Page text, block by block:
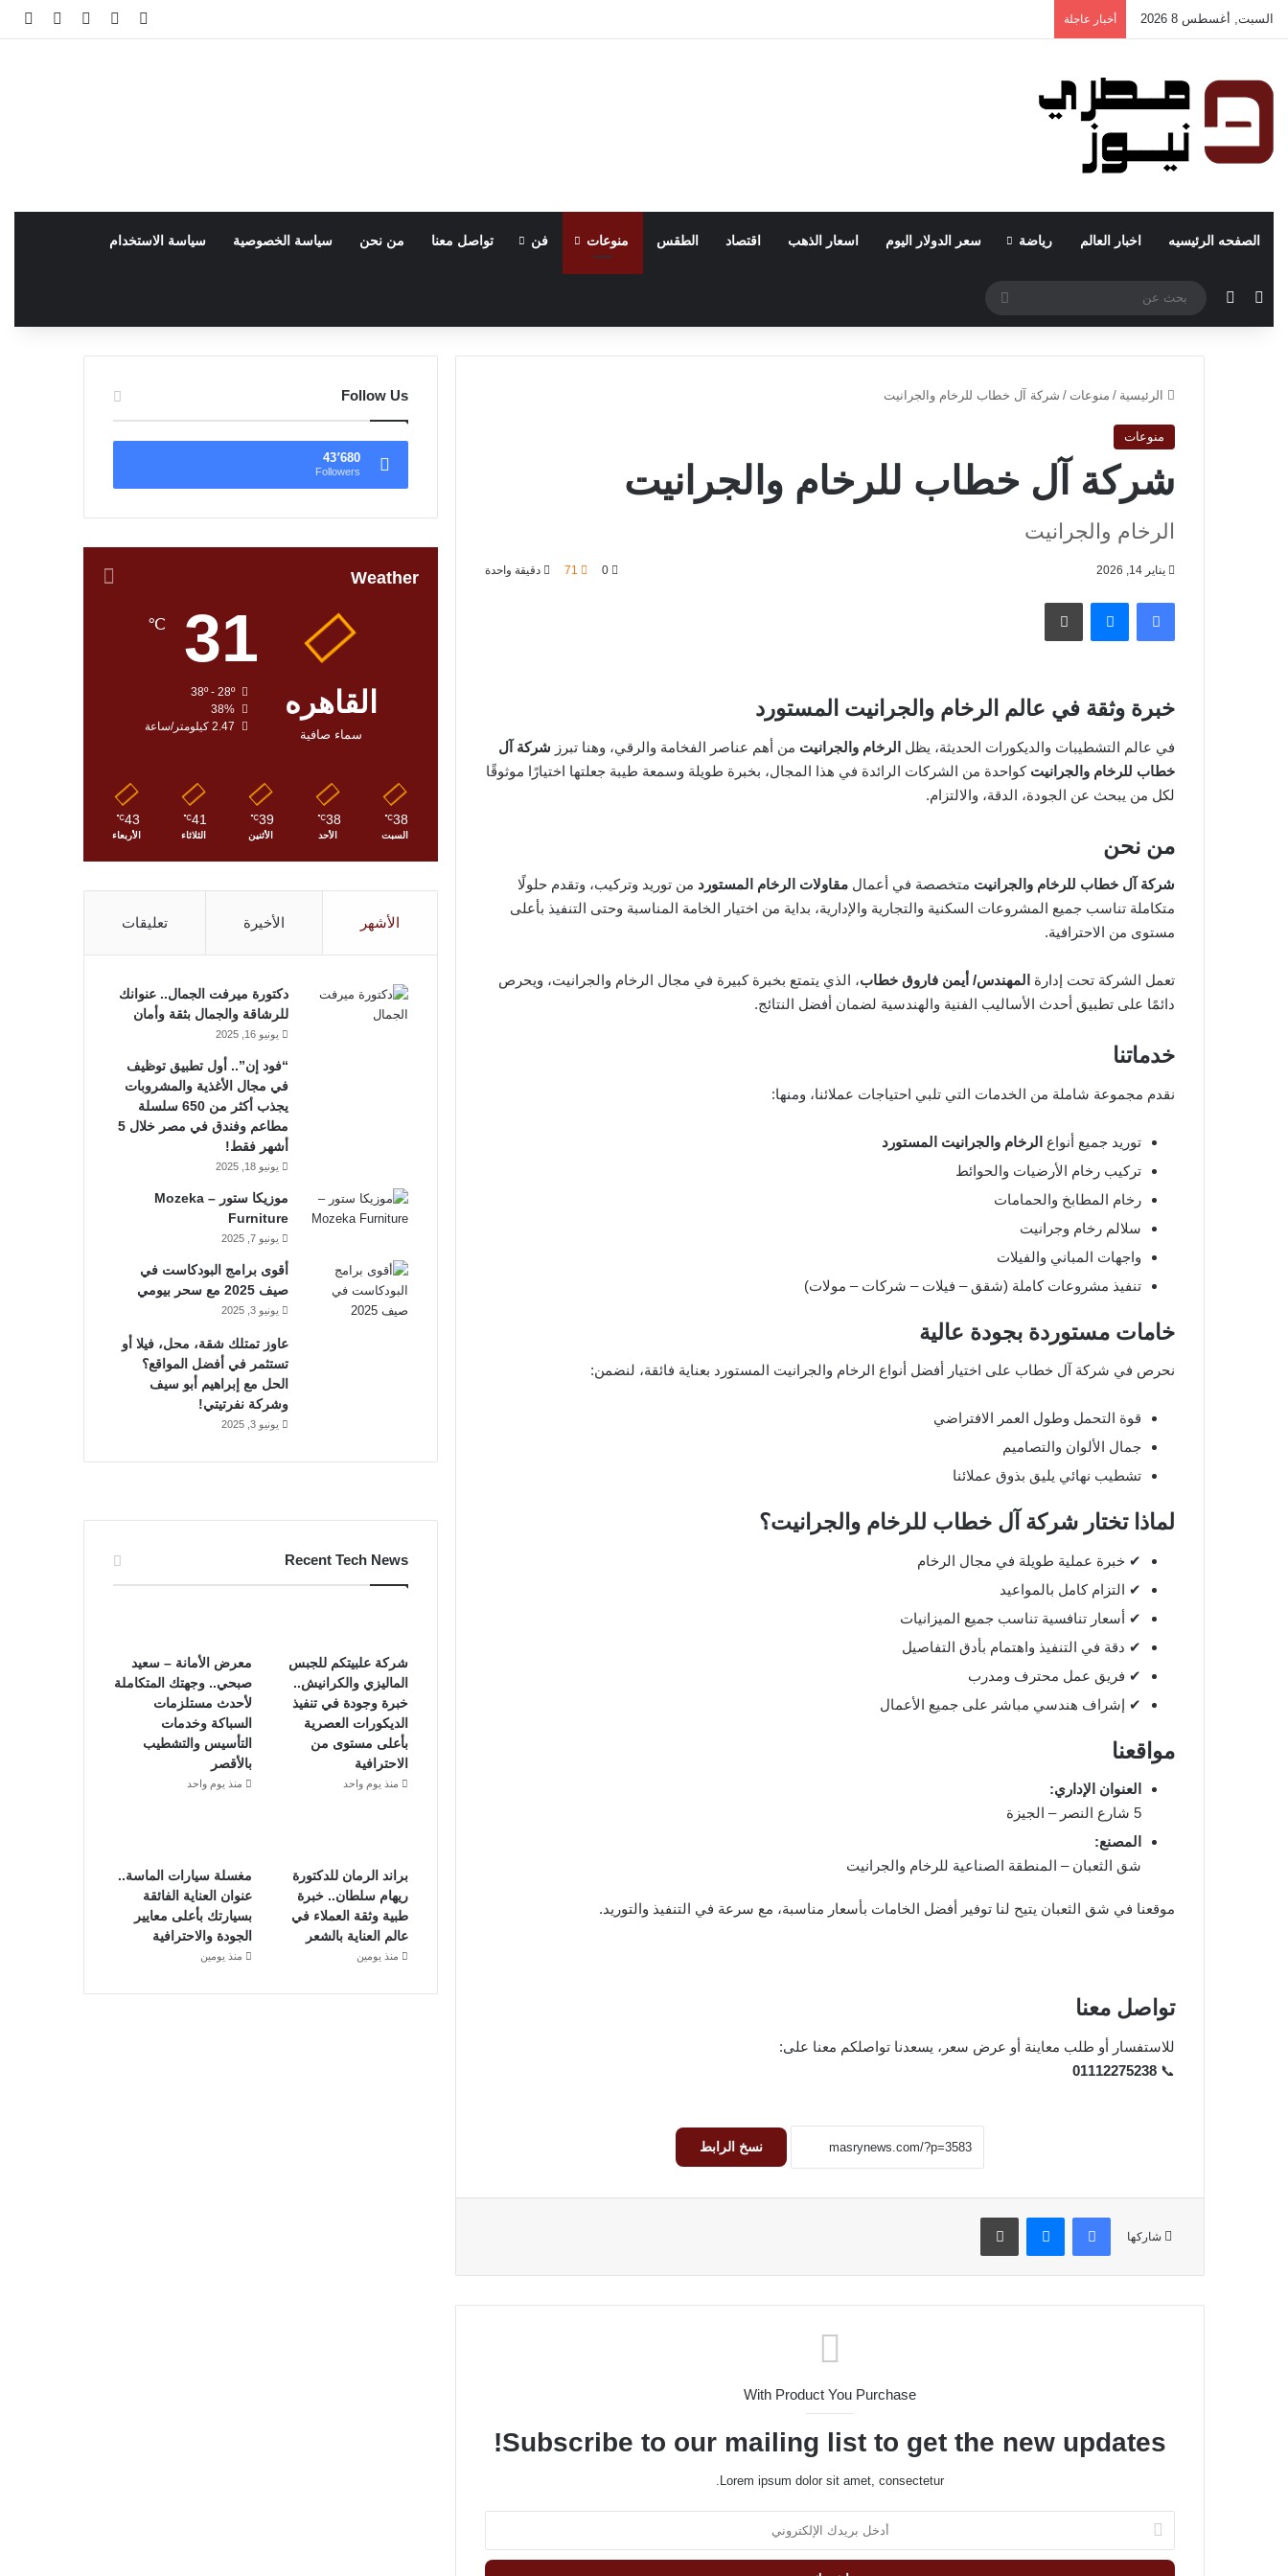
السبت, أغسطس 8 2026 أخبار عاجلة فيسبوكfacebookتسجيلمقال
الصفحه الرئيسيه اخبار العالم رياضة سعر الدولار اليوم اسعار الذهب اقتصاد الطقس منوعات فن تواصل معنا من نحن سياسة الخصوصية سياسة الاستخدام
مقال عشوائي
الوضع المظلم
عن
الرئيسية / منوعات / شركة آل خطاب للرخام والجرانيت
منوعات
شركة آل خطاب للرخام والجرانيت
الرخام والجرانيت
يناير 14, 2026 0
71 دقيقة واحدة
فيسبوك
خبرة وثقة في عالم الرخام والجرانيت المستورد
في عالم التشطيبات والديكورات الحديثة، يظل الرخام والجرانيت من أهم عناصر الفخامة والرقي، وهنا تبرز شركة آل
خطاب للرخام والجرانيت كواحدة من الشركات الرائدة في هذا المجال، بخبرة طويلة وسمعة طيبة جعلتها اختيارًا موثوقًا
لكل من يبحث عن الجودة، الدقة، والالتزام.
من نحن
شركة آل خطاب للرخام والجرانيت متخصصة في أعمال مقاولات الرخام المستورد من توريد وتركيب، وتقدم حلولًا
متكاملة تناسب جميع المشروعات السكنية والتجارية والإدارية، بداية من اختيار الخامة المناسبة وحتى التنفيذ بأعلى
مستوى من الاحترافية.
تعمل الشركة تحت إدارة المهندس/ أيمن فاروق خطاب، الذي يتمتع بخبرة كبيرة في مجال الرخام والجرانيت، ويحرص
دائمًا على تطبيق أحدث الأساليب الفنية والهندسية لضمان أفضل النتائج.
خدماتنا
نقدم مجموعة شاملة من الخدمات التي تلبي احتياجات عملائنا، ومنها:
توريد جميع أنواع الرخام والجرانيت المستورد
تركيب رخام الأرضيات والحوائط
رخام المطابخ والحمامات
سلالم رخام وجرانيت
واجهات المباني والفيلات
تنفيذ مشروعات كاملة (شقق – فيلات – شركات – مولات)
خامات مستوردة بجودة عالية
نحرص في شركة آل خطاب على اختيار أفضل أنواع الرخام والجرانيت المستورد بعناية فائقة، لنضمن:
قوة التحمل وطول العمر الافتراضي
جمال الألوان والتصاميم
تشطيب نهائي يليق بذوق عملائنا
لماذا تختار شركة آل خطاب للرخام والجرانيت؟
✔ خبرة عملية طويلة في مجال الرخام
✔ التزام كامل بالمواعيد
✔ أسعار تنافسية تناسب جميع الميزانيات
✔ دقة في التنفيذ واهتمام بأدق التفاصيل
✔ فريق عمل محترف ومدرب
✔ إشراف هندسي مباشر على جميع الأعمال
مواقعنا
العنوان الإداري:
5 شارع النصر – الجيزة
المصنع:
شق الثعبان – المنطقة الصناعية للرخام والجرانيت
موقعنا في شق الثعبان يتيح لنا توفير أفضل الخامات بأسعار مناسبة، مع سرعة في التنفيذ والتوريد.
تواصل معنا
للاستفسار أو طلب معاينة أو عرض سعر، يسعدنا تواصلكم معنا على:
📞
01112275238
نسخ الرابط
شاركها
فيسبوك
With Product You Purchase
Subscribe to our mailing list to get the new updates!
Lorem ipsum dolor sit amet, consectetur.
خ
Follow Us
43٬680
Followers
Weather
القاهره
سماء صافية
31
℃
38º - 28º
38%
2.47 كيلومتر/ساعة
38
℃
السبت
38
℃
الأحد
39
℃
الأثنين
41
℃
الثلاثاء
43
℃
الأربعاء
الأشهر الأخيرة تعليقات
دكتورة ميرفت الجمال.. عنوانك
للرشاقة والجمال بثقة وأمان
يونيو 16, 2025
“فود إن”.. أول تطبيق توظيف
في مجال الأغذية والمشروبات
يجذب أكثر من 650 سلسلة
مطاعم وفندق في مصر خلال 5
أشهر فقط!
يونيو 18, 2025
موزيكا ستور – Mozeka
Furniture
يونيو 7, 2025
أقوى برامج البودكاست في
صيف 2025 مع سحر بيومي
يونيو 3, 2025
عاوز تمتلك شقة، محل، فيلا أو
تستثمر في أفضل المواقع؟
الحل مع إبراهيم أبو سيف
وشركة نفرتيتي!
يونيو 3, 2025
Recent Tech News
شركة علبيتكم للجبس
الماليزي والكرانيش..
خبرة وجودة في تنفيذ
الديكورات العصرية
بأعلى مستوى من
الاحترافية
منذ يوم واحد
معرض الأمانة – سعيد
صبحي.. وجهتك المتكاملة
لأحدث مستلزمات
السباكة وخدمات
التأسيس والتشطيب
بالأقصر
منذ يوم واحد
براند الرمان للدكتورة
ريهام سلطان.. خبرة
طبية وثقة العملاء في
عالم العناية بالشعر
منذ يومين
مغسلة سيارات الماسة..
عنوان العناية الفائقة
بسيارتك بأعلى معايير
الجودة والاحترافية
منذ يومين